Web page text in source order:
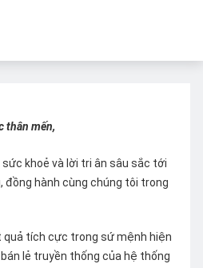
thân mến,
khoẻ và lời tri ân sâu sắc tới
hành cùng chúng tôi trong
quả tích cực trong sứ mệnh hiện
lẻ truyền thống của hệ thống